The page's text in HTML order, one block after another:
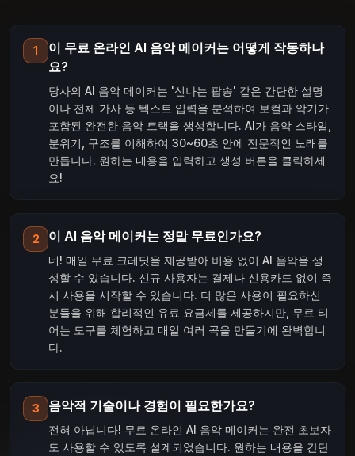
1
이 무료 온라인 AI 음악 메이커는 어떻게 작동하나
요?
당사의 AI 음악 메이커는 '신나는 팝송' 같은 간단한 설명
이나 전체 가사 등 텍스트 입력을 분석하여 보컬과 악기가
포함된 완전한 음악 트랙을 생성합니다. AI가 음악 스타일,
분위기, 구조를 이해하여 30~60초 안에 전문적인 노래를
만듭니다. 원하는 내용을 입력하고 생성 버튼을 클릭하세
요!
2 이 AI 음악 메이커는 정말 무료인가요?
네! 매일 무료 크레딧을 제공받아 비용 없이 AI 음악을 생
성할 수 있습니다. 신규 사용자는 결제나 신용카드 없이 즉
시 사용을 시작할 수 있습니다. 더 많은 사용이 필요하신
분들을 위해 합리적인 유료 요금제를 제공하지만, 무료 티
어는 도구를 체험하고 매일 여러 곡을 만들기에 완벽합니
다.
3 음악적 기술이나 경험이 필요한가요?
전혀 아닙니다! 무료 온라인 AI 음악 메이커는 완전 초보자
도 사용할 수 있도록 설계되었습니다. 원하는 내용을 간단